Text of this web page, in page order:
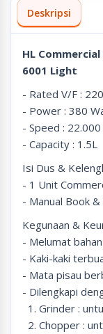
Deskripsi
HL
6001 Light
- Rated V/F :
- Power : 380
- Speed :
- Capacity : 1.5L
Isi Dus &
- 1 Unit
- Manual Book
Kegunaan &
- Melumat
- Kaki-kaki
- Mata pisau
- Dilengkapi
1. Grinder :
2. Chopper :